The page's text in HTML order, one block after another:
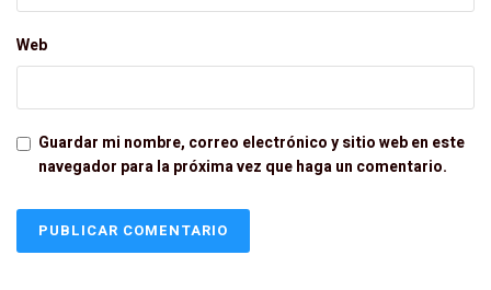
Web
Guardar mi nombre, correo electrónico y sitio web en este
navegador para la próxima vez que haga un comentario.